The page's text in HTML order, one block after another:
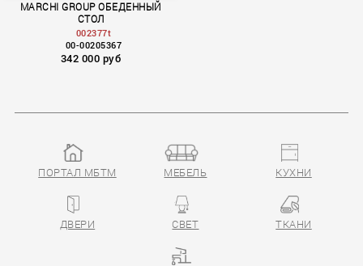
MARCHI GROUP ОБЕДЕННЫЙ
СТОЛ
002377t
00-00205367
342 000 руб
ПОРТАЛ МБТМ МЕБЕЛЬ КУХНИ
ДВЕРИ СВЕТ ТКАНИ